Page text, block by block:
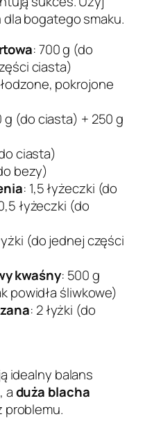
dla bogatego smaku.
: 700 g (do
ciasta)
pokrojone
g (do ciasta) + 250 g
ciasta)
bezy)
: 1,5 łyżeczki (do
łyżeczki (do
(do jednej części
kwaśny: 500 g
powidła śliwkowe)
: 2 łyżki (do
idealny balans
aduża blacha
problemu.